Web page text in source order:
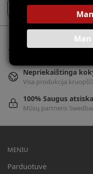
Nemokamas
Nepriekaištinga
Visa produkcija
100% Saugus
Mūsų partneris
MENIU
Parduotuvė